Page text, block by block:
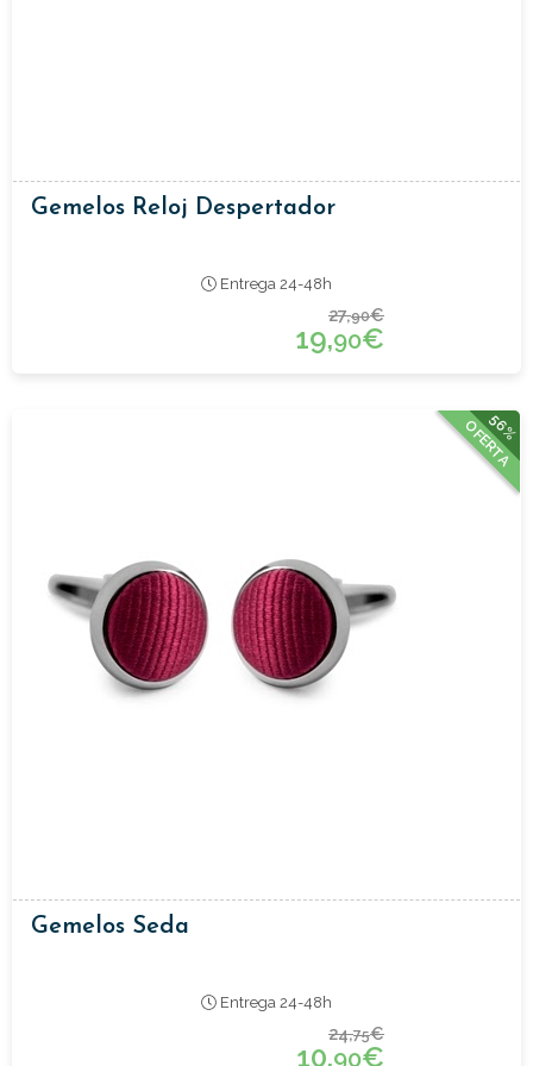
Gemelos Reloj Despertador
Entrega 24-48h
27,90€
19,90€
56%
OFERTA
Gemelos Seda
Entrega 24-48h
24,75€
10,90€